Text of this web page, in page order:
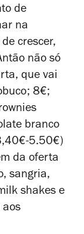
de
na
crescer,
não só
que vai
8€;
branco
5.50€)
da oferta
sangria,
shakes e